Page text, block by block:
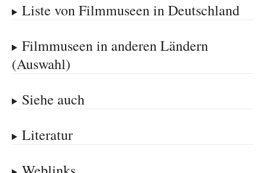
Liste von Filmmuseen in Deutschland
Filmmuseen in anderen Ländern
(Auswahl)
Siehe auch
Literatur